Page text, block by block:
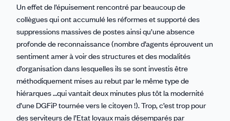
Un effet de l’épuisement rencontré par beaucoup de
collègues qui ont accumulé les réformes et supporté des
suppressions massives de postes ainsi qu’une absence
profonde de reconnaissance (nombre d’agents éprouvent un
sentiment amer à voir des structures et des modalités
d’organisation dans lesquelles ils se sont investis être
méthodiquement mises au rebut par le même type de
hiérarques …qui vantait deux minutes plus tôt la modernité
d’une DGFiP tournée vers le citoyen !). Trop, c’est trop pour
des serviteurs de l’Etat loyaux mais désemparés par